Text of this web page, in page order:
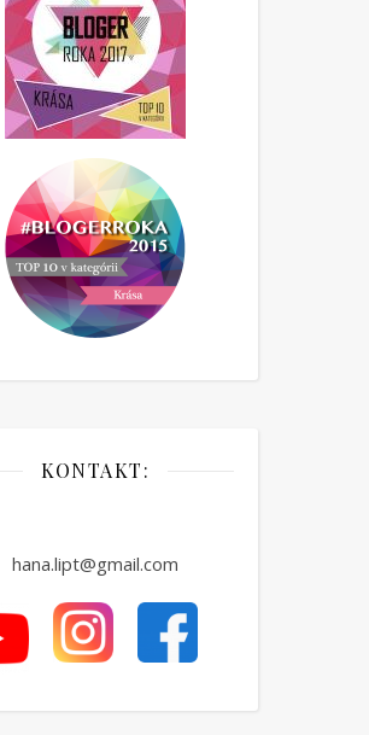
KONTAKT:
hana.lipt@gmail.com